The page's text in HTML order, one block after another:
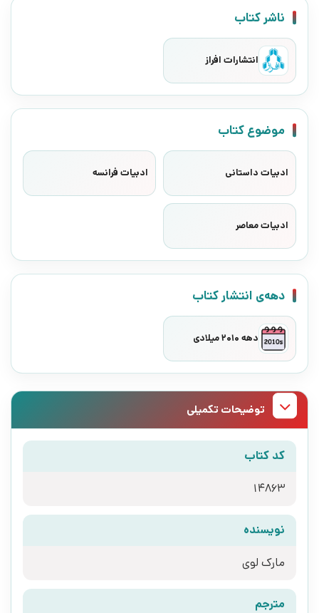
ناشر کتاب
انتشارات افراز
موضوع کتاب
ادبیات داستانی ادبیات فرانسه
ادبیات معاصر
دهه‌ی انتشار کتاب
دهه 2010 میلادی
توضیحات تکمیلی
کد کتاب
14863
نویسنده
مارک لوی
مترجم